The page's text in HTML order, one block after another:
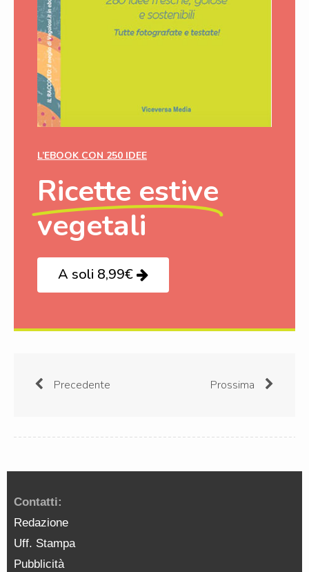
L’EBOOK CON 250 IDEE
Ricette estive
vegetali
A soli 8,99€
Precedente Prossima
Contatti:
Redazione
Uff. Stampa
Pubblicità